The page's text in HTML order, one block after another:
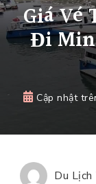
Giá Vé
Đi
Cập nhật
Du